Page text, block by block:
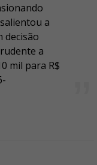
a
decisão
a
mil para R$